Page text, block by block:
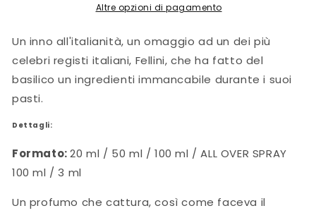
Altre opzioni di pagamento
Un inno all'italianità, un omaggio ad un dei più
celebri registi italiani, Fellini, che ha fatto del
basilico un ingredienti immancabile durante i suoi
pasti.
Dettagli:
Formato:20 ml / 50 ml / 100 ml / ALL OVER SPRAY
100 ml / 3 ml
Un profumo che cattura, così come faceva il